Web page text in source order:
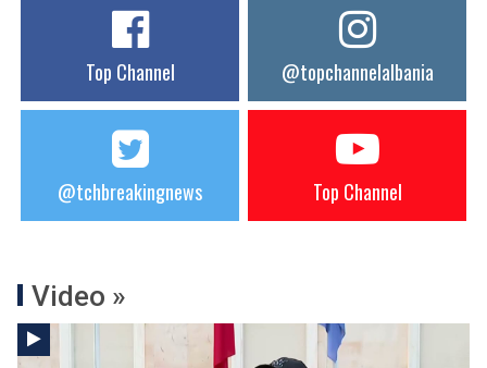
Top Channel @topchannelalbania
@tchbreakingnews Top Channel
Video »